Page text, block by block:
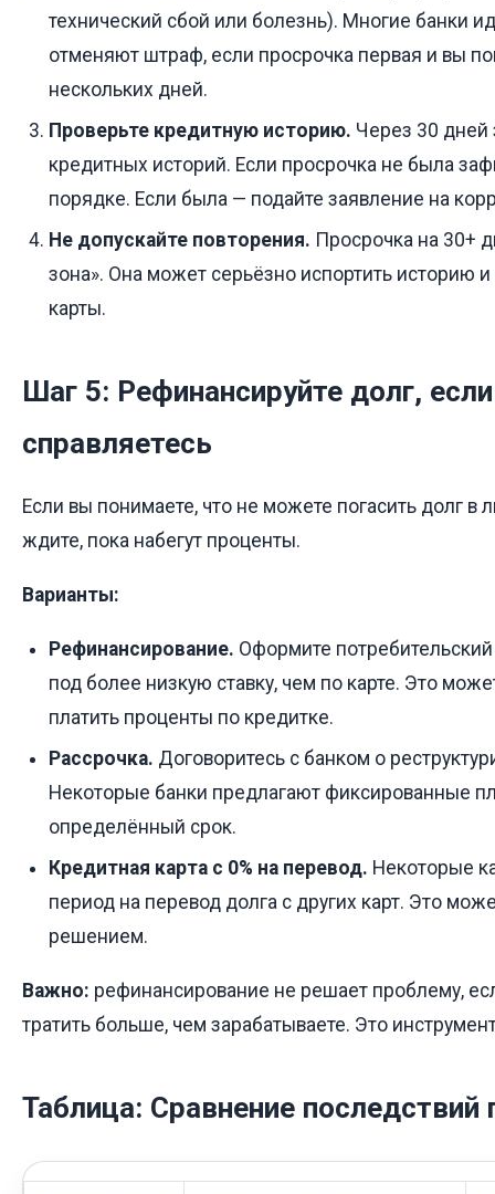
технический сбой или болезнь). Многие банки
отменяют штраф, если просрочка первая и вы
нескольких дней.
Проверьте кредитную историю. Через 30 дней
кредитных историй. Если просрочка не была
порядке. Если была — подайте заявление на
Не допускайте повторения. Просрочка на 30+
зона». Она может серьёзно испортить историю
карты.
Шаг 5: Рефинансируйте долг,
справляетесь
Если вы понимаете, что не можете погасить долг в
ждите, пока набегут проценты.
Варианты:
Рефинансирование. Оформите
под более низкую ставку, чем по карте. Это
платить проценты по кредитке.
Рассрочка. Договоритесь с банком о
Некоторые банки предлагают фиксированные
определённый срок.
Кредитная карта с 0% на перевод. Некоторые
период на перевод долга с других карт. Это
решением.
Важно: рефинансирование не решает проблему,
тратить больше, чем зарабатываете. Это
Таблица: Сравнение последствий